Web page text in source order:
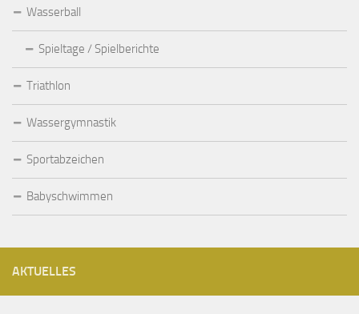
Wasserball
Spieltage / Spielberichte
Triathlon
Wassergymnastik
Sportabzeichen
Babyschwimmen
AKTUELLES